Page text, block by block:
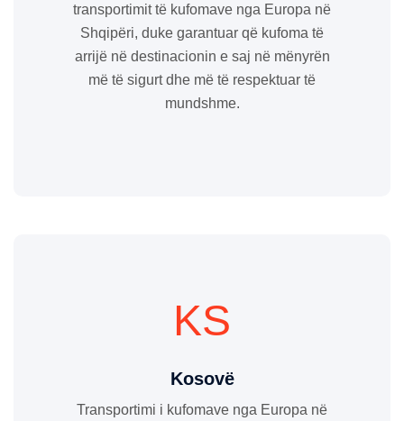
transportimit të kufomave nga Europa në
Shqipëri, duke garantuar që kufoma të
arrijë në destinacionin e saj në mënyrën
më të sigurt dhe më të respektuar të
mundshme.
KS
Kosovë
Transportimi i kufomave nga Europa në